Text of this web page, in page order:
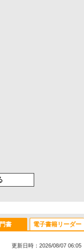
書
更新日時：2026/08/07 06:05
電子書籍リーダー